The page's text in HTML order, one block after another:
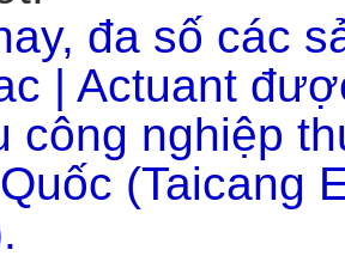
đa số các
| Actuant
công nghiệp
(Taicang